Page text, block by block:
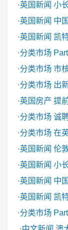
·英国新闻 小
·英国新闻 中
·英国新闻 凯
·分类市场
·分类市场 市
·分类市场 出
·英国房产 提
·分类市场 诚
·分类市场 在
·英国新闻 伦
·英国新闻 小
·英国新闻 中
·英国新闻 凯
·分类市场